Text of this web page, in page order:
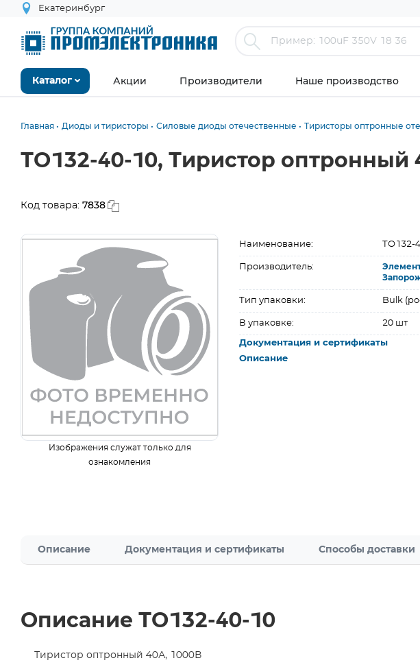
Екатеринбург
Каталог Акции Производители Наше производство
Главная Диоды и тиристоры Силовые диоды отечественные Тиристоры оптронные
ТО132-40-10, Тиристор оптронный
Код товара: 7838
Изображения служат только для
ознакомления
Наименование: ТО132-
Производитель:
Тип упаковки: Bulk
В упаковке: 20 шт
Документация и сертификаты
Описание
Описание Документация и сертификаты Способы доставки
Описание ТО132-40-10
Тиристор оптронный 40А, 1000В